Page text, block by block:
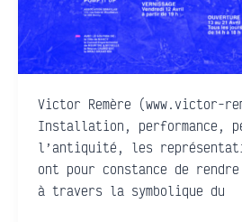
Victor Remère (www.victor-
Installation, performance,
l’antiquité, les
ont pour constance de
à travers la symbolique du